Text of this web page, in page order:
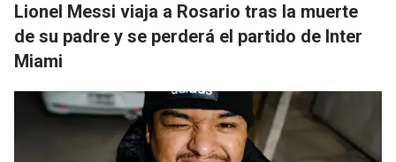
Lionel Messi viaja a Rosario tras la muerte
de su padre y se perderá el partido de Inter
Miami